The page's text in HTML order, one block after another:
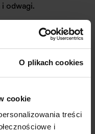
O plikach cookies
cookie
treści
i
odwagi.
przezŽofię Horová